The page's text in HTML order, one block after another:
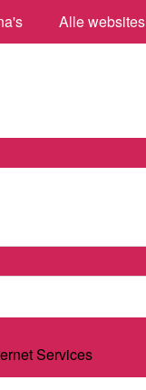
Alle websites
Services